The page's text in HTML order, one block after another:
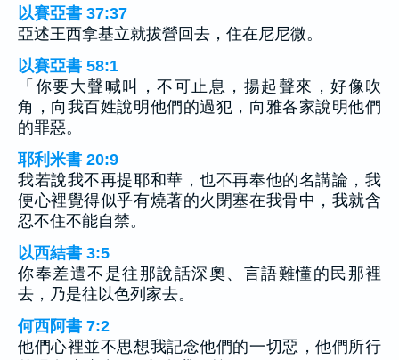
以賽亞書 37:37
亞述王西拿基立就拔營回去，住在尼尼微。
以賽亞書 58:1
「你要大聲喊叫，不可止息，揚起聲來，好像吹
角，向我百姓說明他們的過犯，向雅各家說明他們
的罪惡。
耶利米書 20:9
我若說我不再提耶和華，也不再奉他的名講論，我
便心裡覺得似乎有燒著的火閉塞在我骨中，我就含
忍不住不能自禁。
以西結書 3:5
你奉差遣不是往那說話深奧、言語難懂的民那裡
去，乃是往以色列家去。
何西阿書 7:2
他們心裡並不思想我記念他們的一切惡，他們所行